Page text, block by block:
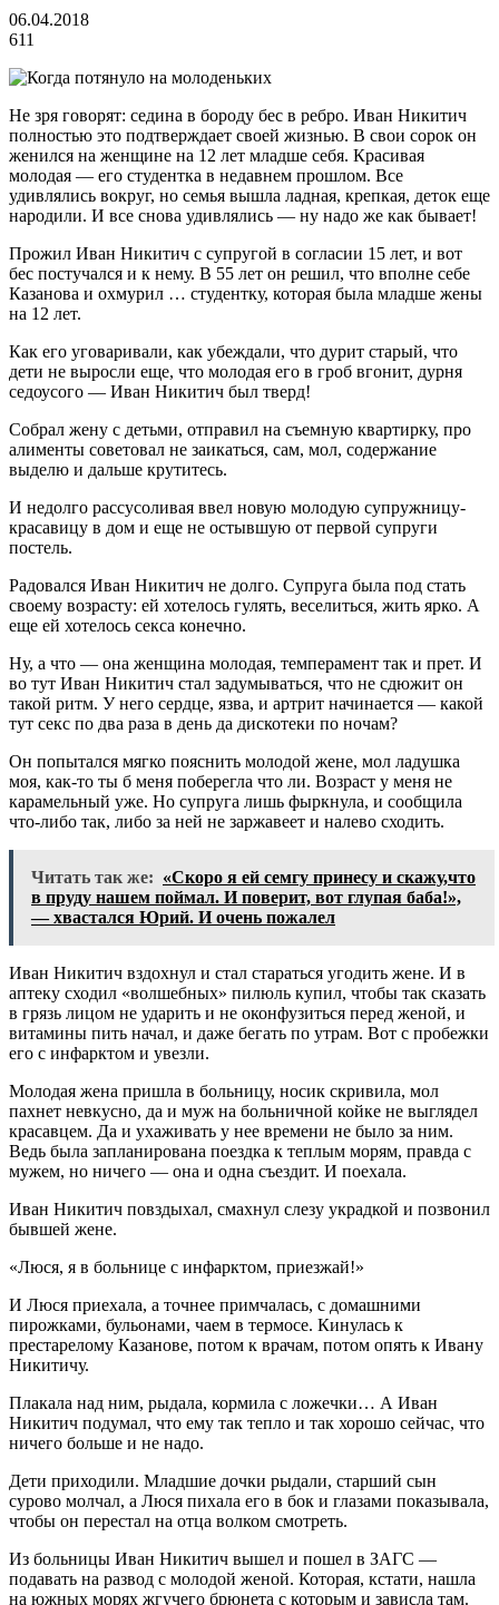
06.04.2018
611
Не зря говорят: седина в бороду бес в ребро. Иван Никитич
полностью это подтверждает своей жизнью. В свои сорок он
женился на женщине на 12 лет младше себя. Красивая
молодая — его студентка в недавнем прошлом. Все
удивлялись вокруг, но семья вышла ладная, крепкая, деток еще
народили. И все снова удивлялись — ну надо же как бывает!
Прожил Иван Никитич с супругой в согласии 15 лет, и вот
бес постучался и к нему. В 55 лет он решил, что вполне себе
Казанова и охмурил … студентку, которая была младше жены
на 12 лет.
Как его уговаривали, как убеждали, что дурит старый, что
дети не выросли еще, что молодая его в гроб вгонит, дурня
седоусого — Иван Никитич был тверд!
Собрал жену с детьми, отправил на съемную квартирку, про
алименты советовал не заикаться, сам, мол, содержание
выделю и дальше крутитесь.
И недолго рассусоливая ввел новую молодую супружницу-
красавицу в дом и еще не остывшую от первой супруги
постель.
Радовался Иван Никитич не долго. Супруга была под стать
своему возрасту: ей хотелось гулять, веселиться, жить ярко. А
еще ей хотелось секса конечно.
Ну, а что — она женщина молодая, темперамент так и прет. И
во тут Иван Никитич стал задумываться, что не сдюжит он
такой ритм. У него сердце, язва, и артрит начинается — какой
тут секс по два раза в день да дискотеки по ночам?
Он попытался мягко пояснить молодой жене, мол ладушка
моя, как-то ты б меня поберегла что ли. Возраст у меня не
карамельный уже. Но супруга лишь фыркнула, и сообщила
что-либо так, либо за ней не заржавеет и налево сходить.
Читать так же: «Скоро я ей семгу принесу и скажу,что
в пруду нашем поймал. И поверит, вот глупая баба!»,
— хвастался Юрий. И очень пожалел
Иван Никитич вздохнул и стал стараться угодить жене. И в
аптеку сходил «волшебных» пилюль купил, чтобы так сказать
в грязь лицом не ударить и не оконфузиться перед женой, и
витамины пить начал, и даже бегать по утрам. Вот с пробежки
его с инфарктом и увезли.
Молодая жена пришла в больницу, носик скривила, мол
пахнет невкусно, да и муж на больничной койке не выглядел
красавцем. Да и ухаживать у нее времени не было за ним.
Ведь была запланирована поездка к теплым морям, правда с
мужем, но ничего — она и одна съездит. И поехала.
Иван Никитич повздыхал, смахнул слезу украдкой и позвонил
бывшей жене.
«Люся, я в больнице с инфарктом, приезжай!»
И Люся приехала, а точнее примчалась, с домашними
пирожками, бульонами, чаем в термосе. Кинулась к
престарелому Казанове, потом к врачам, потом опять к Ивану
Никитичу.
Плакала над ним, рыдала, кормила с ложечки… А Иван
Никитич подумал, что ему так тепло и так хорошо сейчас, что
ничего больше и не надо.
Дети приходили. Младшие дочки рыдали, старший сын
сурово молчал, а Люся пихала его в бок и глазами показывала,
чтобы он перестал на отца волком смотреть.
Из больницы Иван Никитич вышел и пошел в ЗАГС —
подавать на развод с молодой женой. Которая, кстати, нашла
на южных морях жгучего брюнета с которым и зависла там.